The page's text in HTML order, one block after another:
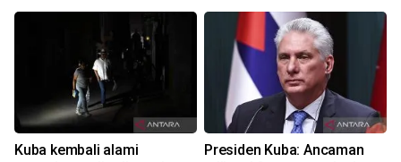
Kuba kembali alami
Presiden Kuba: Ancaman